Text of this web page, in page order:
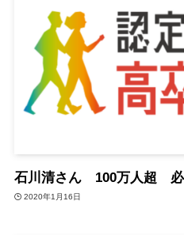
石川清さん 100万人超
2020年1月16日